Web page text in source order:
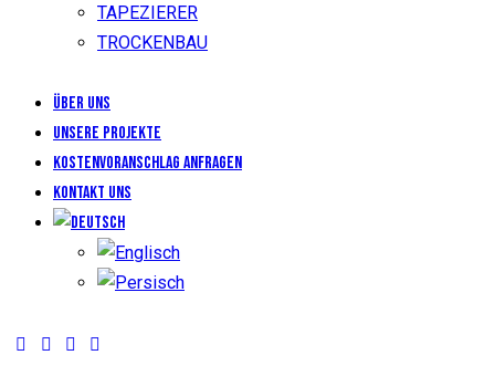
TAPEZIERER
TROCKENBAU
Über uns
Unsere Projekte
KOSTENVORANSCHLAG ANFRAGEN
Kontakt uns